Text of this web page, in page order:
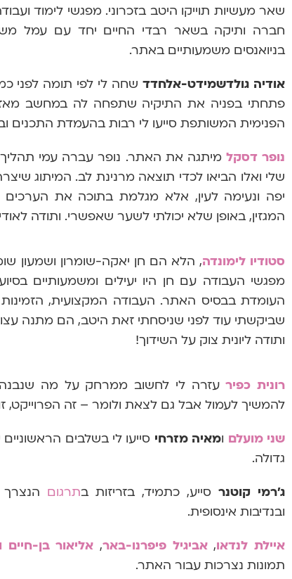
שאר מעשיות תוייקו היטב בזכרוני. מפגשי לימוד
חברה ותיקה בשאר רבדי החיים יחד עם עמל
בניואנסים משמעותיים באתר.
אודיה גולדשמידט-אלחדדשחה לי לפי תומה לפני
הפנימית המשותפת סייעו לי רבות בהעמדת התכנים
נופר דסקל מיתגה את האתר. נופר עברה עמי
שלי ואלו הביאו לכדי תוצאה מרנינת לב. המיתוג
יפה ונעימה לעין, אלא מגלמת בתוכה את הערכים
המגזין, באופן שלא יכולתי לשער שאפשרי. ותודה
סטודיו לימונדה, הלא הם חן יאקה-שומרון ושמעון
מפגשי העבודה עם חן היו יעילים ומשמעותיים
העומדת בבסיס האתר. העבודה המקצועית,
שביקשתי עוד לפני שניסחתי זאת היטב, הם מתנה
ותודה ליונית צוק על השידוך!
רונית כפיר עזרה לי לחשוב ממרחק על מה שנבנה,
להמשיך לעמול אבל גם לצאת ולומר – זה הפרוייקט,
שני מועלם ומאיה מזרחי סייעו לי בשלבים
גדולה.
ג'רמי קוטנר סייע, כתמיד, בזריזות בתרגום
ובנדיבות אינסופית.
איילת לנדאו,אביגיל פיפרנו-באר, אליאור בן-חיים
תמונות נצרכות עבור האתר.